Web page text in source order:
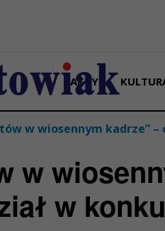
FAKTY
w wiosennym kadrze”
w
w